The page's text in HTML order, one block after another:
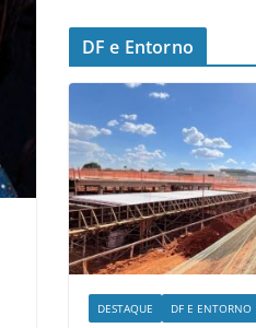
DF e Entorno
DESTAQUE DF E ENTORNO